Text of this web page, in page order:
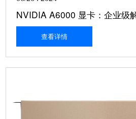
NVIDIA A6000 显卡：企业级
查看详情